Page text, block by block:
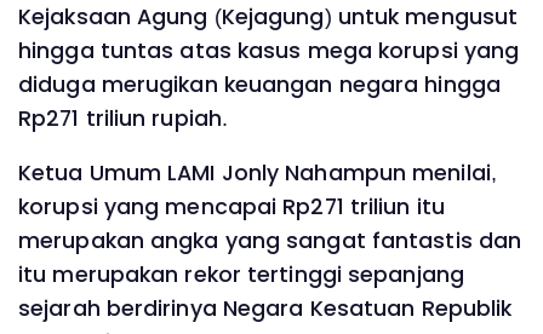
Kejaksaan Agung (Kejagung) untuk mengusut
hingga tuntas atas kasus mega korupsi yang
diduga merugikan keuangan negara hingga
Rp271 triliun rupiah.
Ketua Umum LAMI Jonly Nahampun menilai,
korupsi yang mencapai Rp271 triliun itu
merupakan angka yang sangat fantastis dan
itu merupakan rekor tertinggi sepanjang
sejarah berdirinya Negara Kesatuan Republik